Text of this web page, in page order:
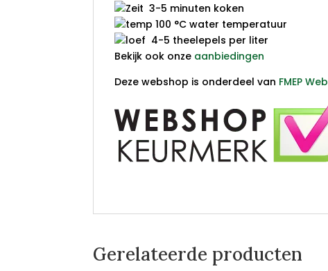
3-5 minuten koken
100 °C water temperatuur
4-5 theelepels per liter
Bekijk ook onze aanbiedingen
Deze webshop is onderdeel van FMEP
Gerelateerde producten